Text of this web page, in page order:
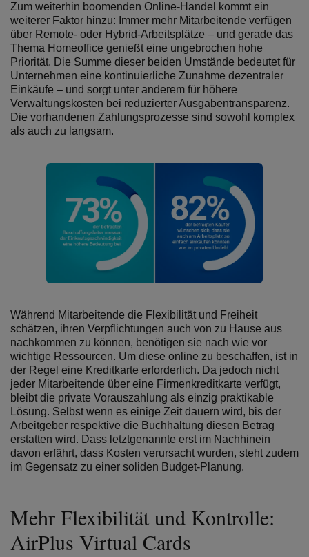
Zum weiterhin boomenden Online-Handel kommt ein
weiterer Faktor hinzu: Immer mehr Mitarbeitende verfügen
über Remote- oder Hybrid-Arbeitsplätze – und gerade das
Thema Homeoffice genießt eine ungebrochen hohe
Priorität. Die Summe dieser beiden Umstände bedeutet für
Unternehmen eine kontinuierliche Zunahme dezentraler
Einkäufe – und sorgt unter anderem für höhere
Verwaltungskosten bei reduzierter Ausgabentransparenz.
Die vorhandenen Zahlungsprozesse sind sowohl komplex
als auch zu langsam.
Während Mitarbeitende die Flexibilität und Freiheit
schätzen, ihren Verpflichtungen auch von zu Hause aus
nachkommen zu können, benötigen sie nach wie vor
wichtige Ressourcen. Um diese online zu beschaffen, ist in
der Regel eine Kreditkarte erforderlich. Da jedoch nicht
jeder Mitarbeitende über eine Firmenkreditkarte verfügt,
bleibt die private Vorauszahlung als einzig praktikable
Lösung. Selbst wenn es einige Zeit dauern wird, bis der
Arbeitgeber respektive die Buchhaltung diesen Betrag
erstatten wird. Dass letztgenannte erst im Nachhinein
davon erfährt, dass Kosten verursacht wurden, steht zudem
im Gegensatz zu einer soliden Budget-Planung.
Mehr Flexibilität und Kontrolle:
AirPlus Virtual Cards